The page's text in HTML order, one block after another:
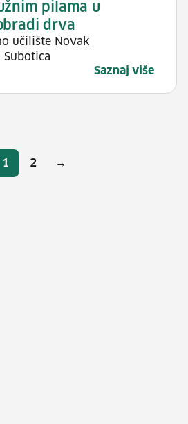
pilama u
drva
učilište Novak
Subotica
Saznaj više
Brojevi stranica
Stranica
1 Stranica
2 →